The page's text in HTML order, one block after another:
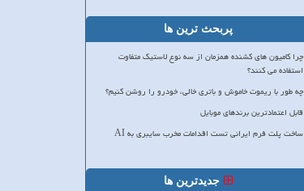
پربحث ترین ها
چرا کامیون های کشنده همزمان از سه نوع لاستیک متفاوت
استفاده می کنند؟
چه طور با ریموت خاموش و باتری خالی، خودرو را روشن کنیم؟
قابل اعتمادترین برندهای موبایل
ساخت پلت فرم ایرانی تست اقدامات مخرب سایبری به AI
جدیدترین ها